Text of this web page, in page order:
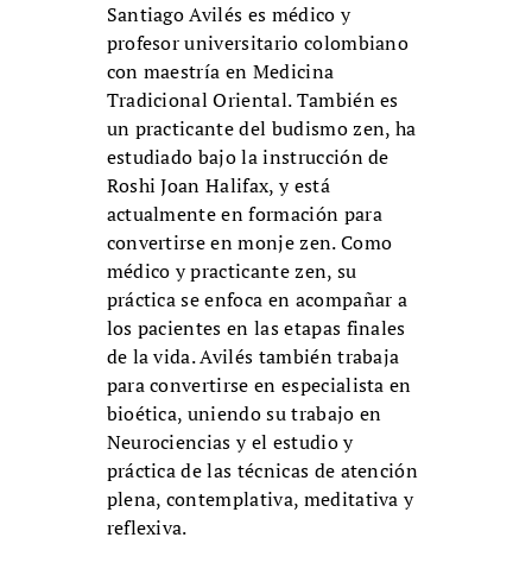
Santiago Avilés es médico y
profesor universitario colombiano
con maestría en Medicina
Tradicional Oriental. También es
un practicante del budismo zen, ha
estudiado bajo la instrucción de
Roshi Joan Halifax, y está
actualmente en formación para
convertirse en monje zen. Como
médico y practicante zen, su
práctica se enfoca en acompañar a
los pacientes en las etapas finales
de la vida. Avilés también trabaja
para convertirse en especialista en
bioética, uniendo su trabajo en
Neurociencias y el estudio y
práctica de las técnicas de atención
plena, contemplativa, meditativa y
reflexiva.